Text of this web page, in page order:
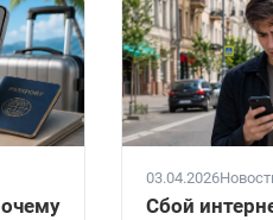
03.04.2026
Сбой